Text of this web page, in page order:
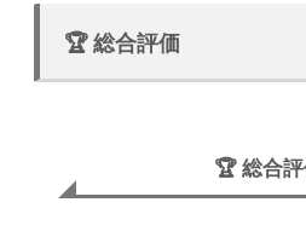
🏆 総合評価
🏆 総合